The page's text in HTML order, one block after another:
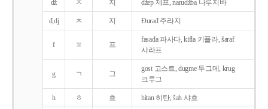
dž ㅈ 지 džep 제프, narudžba 나루지바
đ,dj ㅈ 지 Ðurađ 주라지
f ㅍ 프
fasada 파사다, kifla 키플라, šaraf
샤라프
g ㄱ 그
gost 고스트, dugme 두그메, krug
크루그
h ㅎ 흐 hitan 히탄, šah 샤흐